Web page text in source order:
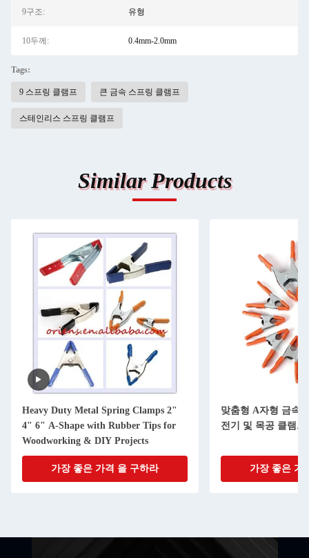
9구조: 유형
10두께: 0.4mm-2.0mm
Tags:
9 스프링 클램프 큰 금속 스프링 클램프
스테인리스 스프링 클램프
Similar Products
Heavy Duty Metal Spring Clamps 2"
4" 6" A-Shape with Rubber Tips for
Woodworking & DIY Projects
가장 좋은 가격 을 구하라
맞춤형 A자형 금속
전기 및 목공 클램프
가장 좋은 가